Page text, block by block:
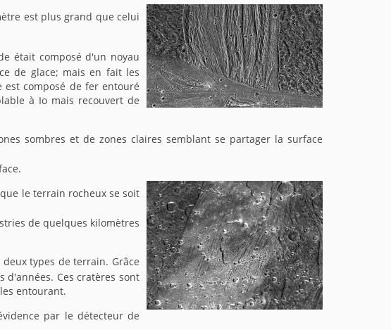
est plus grand que celui
était composé d'un noyau
de glace; mais en fait les
composé de fer entouré
à Io mais recouvert de
sombres et de zones claires semblant se partager la surface
le terrain rocheux se soit
de quelques kilomètres
types de terrain. Grâce
d'années. Ces cratères sont
entourant.
par le détecteur de